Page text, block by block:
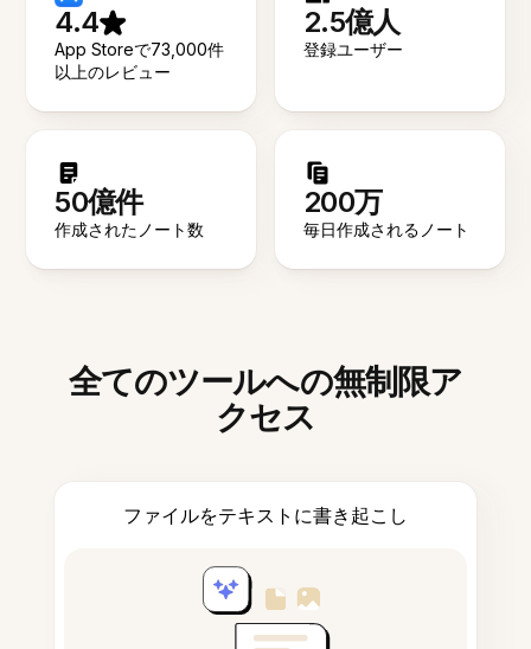
4.4
App Storeで73,000件
以上のレビュー
2.5億人
登録ユーザー
50億件
作成されたノート数
200万
毎日作成されるノート
全てのツールへの無制限ア
クセス
ファイルをテキストに書き起こし